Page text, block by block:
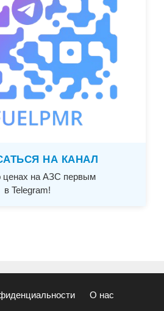
НА КАНАЛ
ценах на АЗС первым
в Telegram!
О нас